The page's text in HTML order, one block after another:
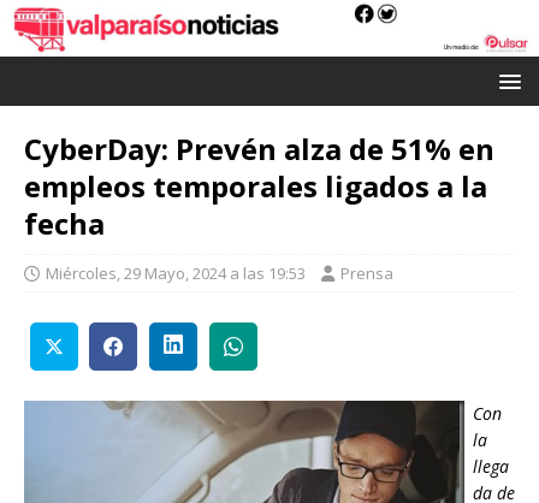
CyberDay: Prevén alza de 51% en
empleos temporales ligados a la
fecha
Miércoles, 29 Mayo, 2024 a las 19:53 Prensa
Con
la
llega
da de